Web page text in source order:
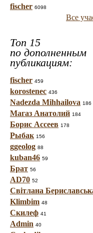
fischer 6098
Все
Топ 15
по дополненным
публикациям:
fischer 459
korostenec 436
Nadezda Mihhailova 186
Магаз Анатолий 184
Борис Ассеев 178
Рыбак 156
ggeolog 88
kuban46 59
Брат 56
AD70 52
Світлана
Klimbim 48
Скилеф 41
Admin 40